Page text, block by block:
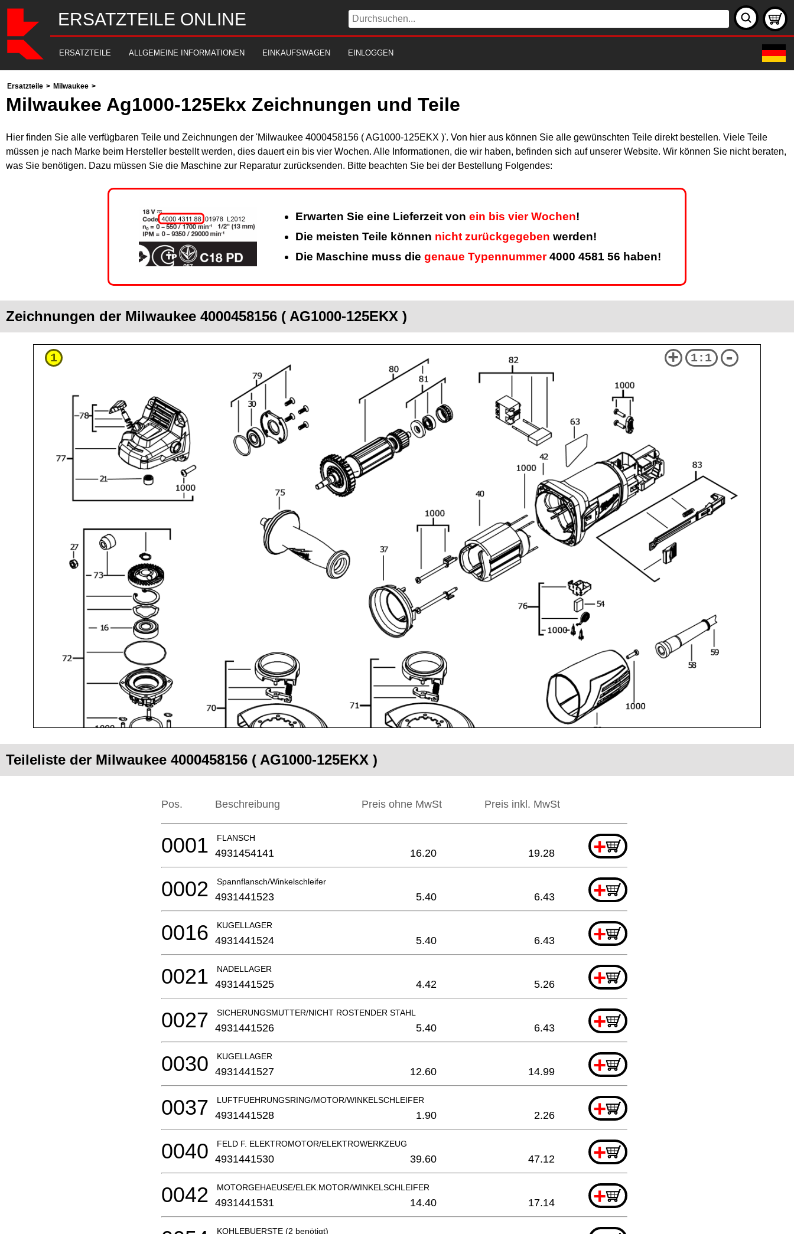
ERSATZTEILE ONLINE
ERSATZTEILE ALLGEMEINE INFORMATIONEN EINKAUFSWAGEN EINLOGGEN
Ersatzteile > Milwaukee >
Milwaukee Ag1000-125Ekx Zeichnungen und Teile
Hier finden Sie alle verfügbaren Teile und Zeichnungen der 'Milwaukee 4000458156 ( AG1000-125EKX )'. Von hier aus können Sie alle gewünschten Teile direkt bestellen. Viele Teile
müssen je nach Marke beim Hersteller bestellt werden, dies dauert ein bis vier Wochen. Alle Informationen, die wir haben, befinden sich auf unserer Website. Wir können Sie nicht beraten,
was Sie benötigen. Dazu müssen Sie die Maschine zur Reparatur zurücksenden. Bitte beachten Sie bei der Bestellung Folgendes:
Erwarten Sie eine Lieferzeit von ein bis vier Wochen!
Die meisten Teile können nicht zurückgegeben werden!
Die Maschine muss die genaue Typennummer4000 4581 56 haben!
Zeichnungen der Milwaukee 4000458156 ( AG1000-125EKX )
1 + 1:1 -
Teileliste der Milwaukee 4000458156 ( AG1000-125EKX )
Pos. Beschreibung Preis ohne MwSt Preis inkl. MwSt
FLANSCH +
0001 4931454141 16.20 19.28
Spannflansch/Winkelschleifer +
0002 4931441523 5.40 6.43
KUGELLAGER +
0016 4931441524 5.40 6.43
NADELLAGER +
0021 4931441525 4.42 5.26
SICHERUNGSMUTTER/NICHT ROSTENDER STAHL +
0027 4931441526 5.40 6.43
KUGELLAGER +
0030 4931441527 12.60 14.99
LUFTFUEHRUNGSRING/MOTOR/WINKELSCHLEIFER +
0037 4931441528 1.90 2.26
FELD F. ELEKTROMOTOR/ELEKTROWERKZEUG +
0040 4931441530 39.60 47.12
MOTORGEHAEUSE/ELEK.MOTOR/WINKELSCHLEIFER +
0042 4931441531 14.40 17.14
KOHLEBUERSTE (2 benötigt)